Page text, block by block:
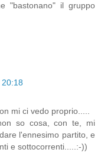
"bastonano" il gruppo
mi ci vedo proprio.....
so cosa, con te, mi
l'ennesimo partito, e
e sottocorrenti.....:-))